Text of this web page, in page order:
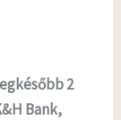
2
Bank,